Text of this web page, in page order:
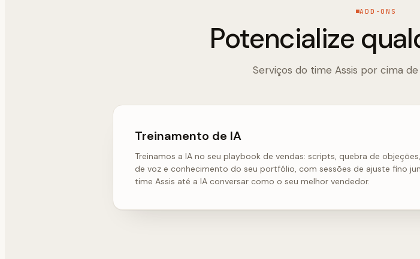
ADD-ONS
Potencialize
Serviços do time Assis por cima
Treinamento de IA
Treinamos a IA no seu playbook de vendas: scripts, quebra de
de voz e conhecimento do seu portfólio, com sessões de ajuste fino
time Assis até a IA conversar como o seu melhor vendedor.